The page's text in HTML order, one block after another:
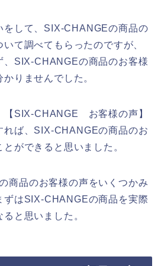
をして、SIX-CHANGEの商品の
て調べてもらったのですが、
、SIX-CHANGEの商品のお客様
りませんでした。
【SIX-CHANGE お客様の声】
れば、SIX-CHANGEの商品のお
ができると思いました。
商品のお客様の声をいくつかみ
ずはSIX-CHANGEの商品を実際
と思いました。